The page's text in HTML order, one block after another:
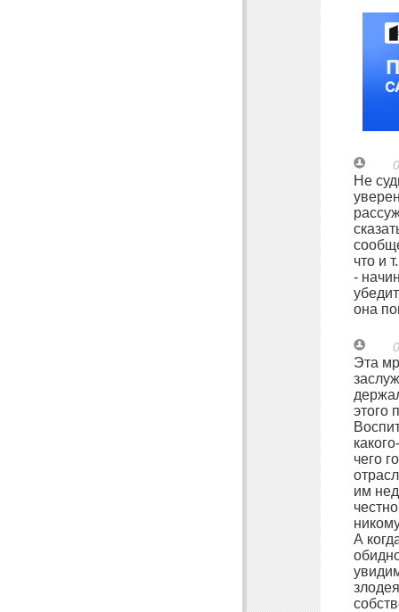
Не
что и
-
она
Эта
этого
чего
им
А